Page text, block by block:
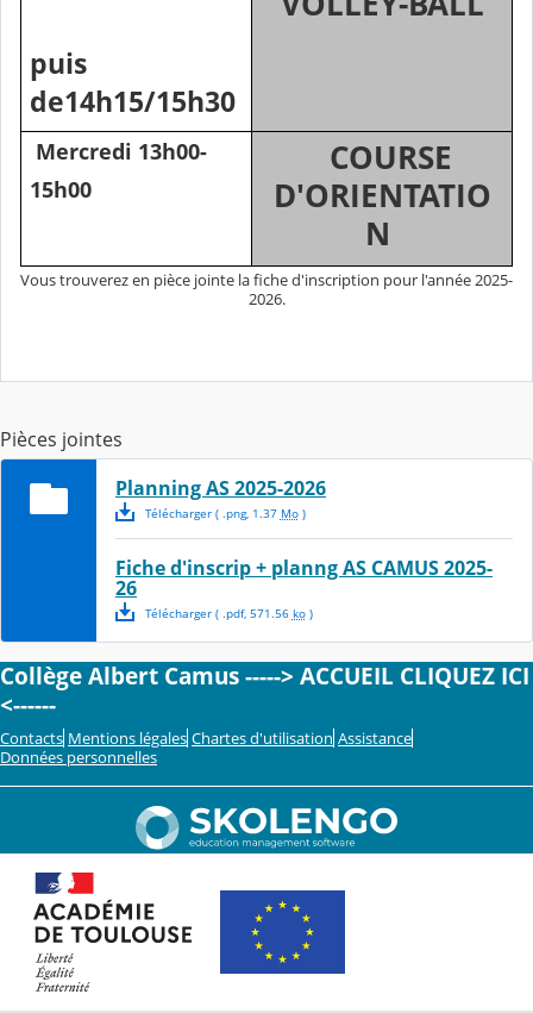
puis
de14h15/15h30
Mercredi 13h00-
15h00
COURSE
D'ORIENTATIO
N
Vous trouverez en pièce jointe la fiche d'inscription pour l'année 2025-
2026.
Pièces jointes
Planning AS 2025-2026
Télécharger( .png, 1.37 Mo)
Fiche d'inscrip + planng AS CAMUS 2025-
26
Télécharger( .pdf, 571.56 ko)
Collège Albert Camus -----> ACCUEIL CLIQUEZ ICI
<------
Contacts Mentions légales Chartes d'utilisation Assistance
Données personnelles